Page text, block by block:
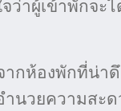
ว่าผู้เข้าพักจะ
ากห้องพักที่น่า
นวยความสะ